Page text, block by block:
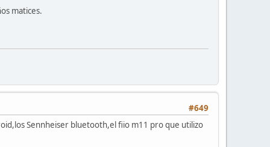
matices.
#649
Sennheiser bluetooth,el fiio m11 pro que utilizo